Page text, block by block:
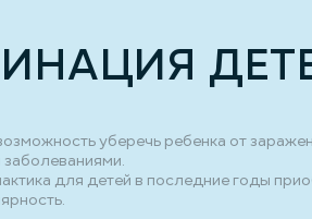
уберечь ребенка от
для детей в последние годы